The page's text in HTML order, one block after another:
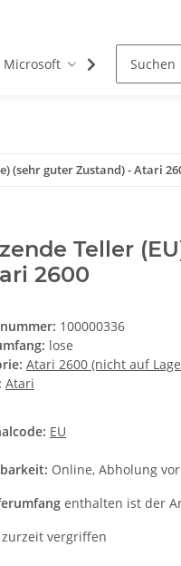
Microsoft Atari
(sehr guter Zustand) - Atari
Teller
2600
100000336
lose
Atari 2600 (nicht auf
Atari
EU
Online, Abholung
enthalten ist der
vergriffen